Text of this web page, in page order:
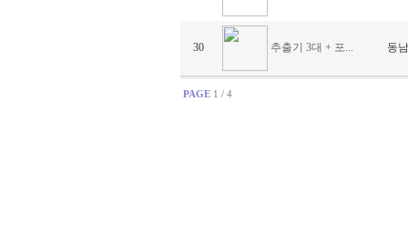
30 추출기 3대 + 포... 동
PAGE 1 / 4